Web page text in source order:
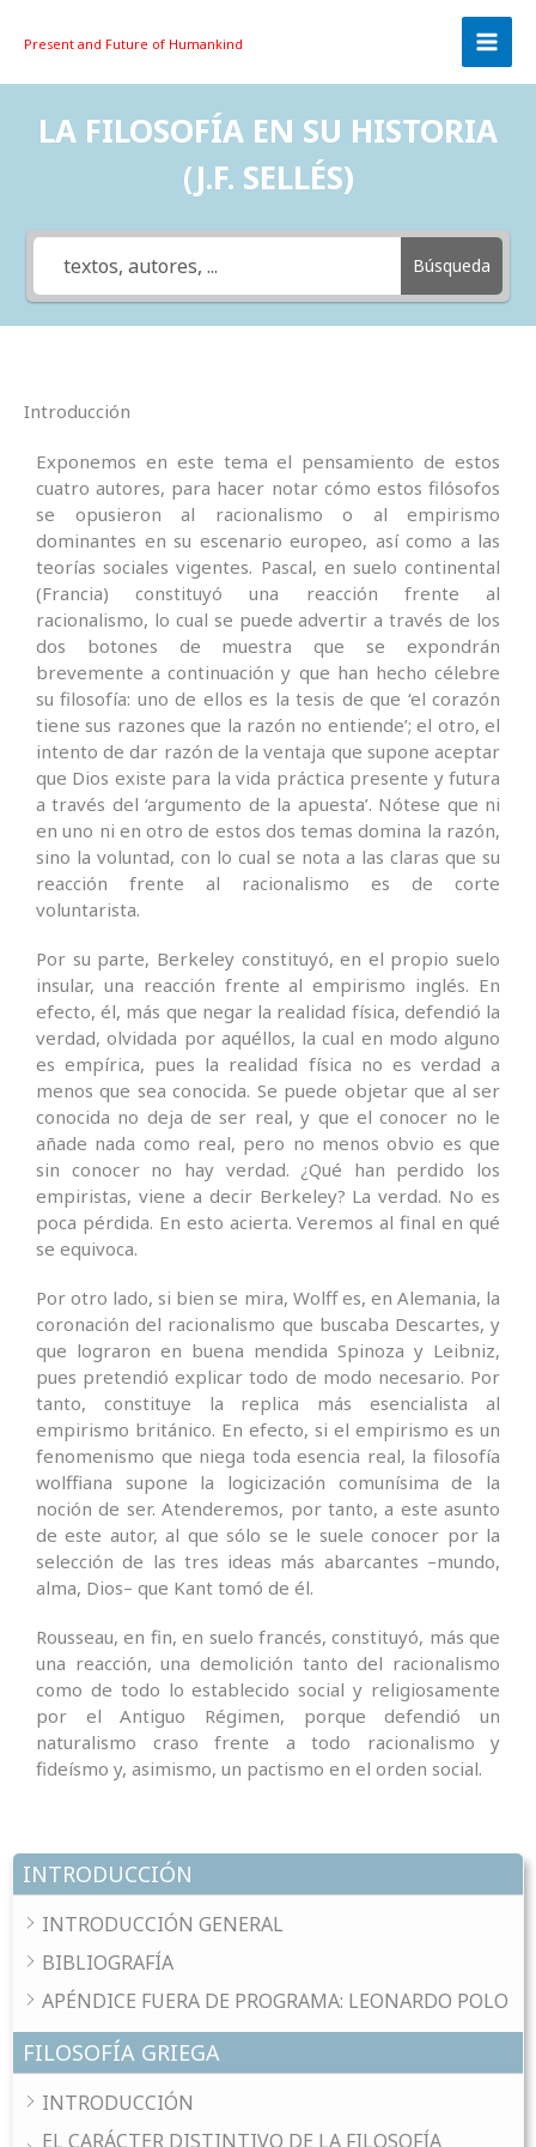
Present and Future of Humankind
LA FILOSOFÍA EN SU HISTORIA
(J.F. SELLÉS)
Búsqueda
INTRODUCCIÓN
INTRODUCCIÓN GENERAL
BIBLIOGRAFÍA
APÉNDICE FUERA DE PROGRAMA: LEONARDO POLO
FILOSOFÍA GRIEGA
INTRODUCCIÓN
EL CARÁCTER DISTINTIVO DE LA FILOSOFÍA
Introducción
Exponemos en este tema el pensamiento de estos
cuatro autores, para hacer notar cómo estos filósofos
se opusieron al racionalismo o al empirismo
dominantes en su escenario europeo, así como a las
teorías sociales vigentes. Pascal, en suelo continental
(Francia) constituyó una reacción frente al
racionalismo, lo cual se puede advertir a través de los
dos botones de muestra que se expondrán
brevemente a continuación y que han hecho célebre
su filosofía: uno de ellos es la tesis de que ‘el corazón
tiene sus razones que la razón no entiende’; el otro, el
intento de dar razón de la ventaja que supone aceptar
que Dios existe para la vida práctica presente y futura
a través del ‘argumento de la apuesta’. Nótese que ni
en uno ni en otro de estos dos temas domina la razón,
sino la voluntad, con lo cual se nota a las claras que su
reacción frente al racionalismo es de corte
voluntarista.
Por su parte, Berkeley constituyó, en el propio suelo
insular, una reacción frente al empirismo inglés. En
efecto, él, más que negar la realidad física, defendió la
verdad, olvidada por aquéllos, la cual en modo alguno
es empírica, pues la realidad física no es verdad a
menos que sea conocida. Se puede objetar que al ser
conocida no deja de ser real, y que el conocer no le
añade nada como real, pero no menos obvio es que
sin conocer no hay verdad. ¿Qué han perdido los
empiristas, viene a decir Berkeley? La verdad. No es
poca pérdida. En esto acierta. Veremos al final en qué
se equivoca.
Por otro lado, si bien se mira, Wolff es, en Alemania, la
coronación del racionalismo que buscaba Descartes, y
que lograron en buena mendida Spinoza y Leibniz,
pues pretendió explicar todo de modo necesario. Por
tanto, constituye la replica más esencialista al
empirismo británico. En efecto, si el empirismo es un
fenomenismo que niega toda esencia real, la filosofía
wolffiana supone la logicización comunísima de la
noción de ser. Atenderemos, por tanto, a este asunto
de este autor, al que sólo se le suele conocer por la
selección de las tres ideas más abarcantes –mundo,
alma, Dios– que Kant tomó de él.
Rousseau, en fin, en suelo francés, constituyó, más que
una reacción, una demolición tanto del racionalismo
como de todo lo establecido social y religiosamente
por el Antiguo Régimen, porque defendió un
naturalismo craso frente a todo racionalismo y
fideísmo y, asimismo, un pactismo en el orden social.